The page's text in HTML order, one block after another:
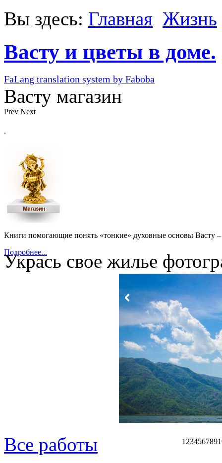
Вы здесь: Главная Жизнь
Васту и цветы в доме.
FaLang translation system by Faboba
Васту магазин
Prev Next
.
Книги помогающие понять «тонкие» духовные основы Васту
Подробнее...
Укрась свое жилье
1 23456789
Все работы